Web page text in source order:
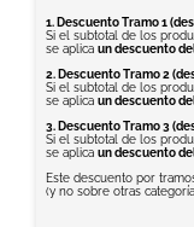
1. Descuento Tramo 1
Si el subtotal de los
se aplica un descuento
2. Descuento Tramo 2
Si el subtotal de los
se aplica un descuento
3. Descuento Tramo 3
Si el subtotal de los
se aplica un descuento
Este descuento por
(y no sobre otras